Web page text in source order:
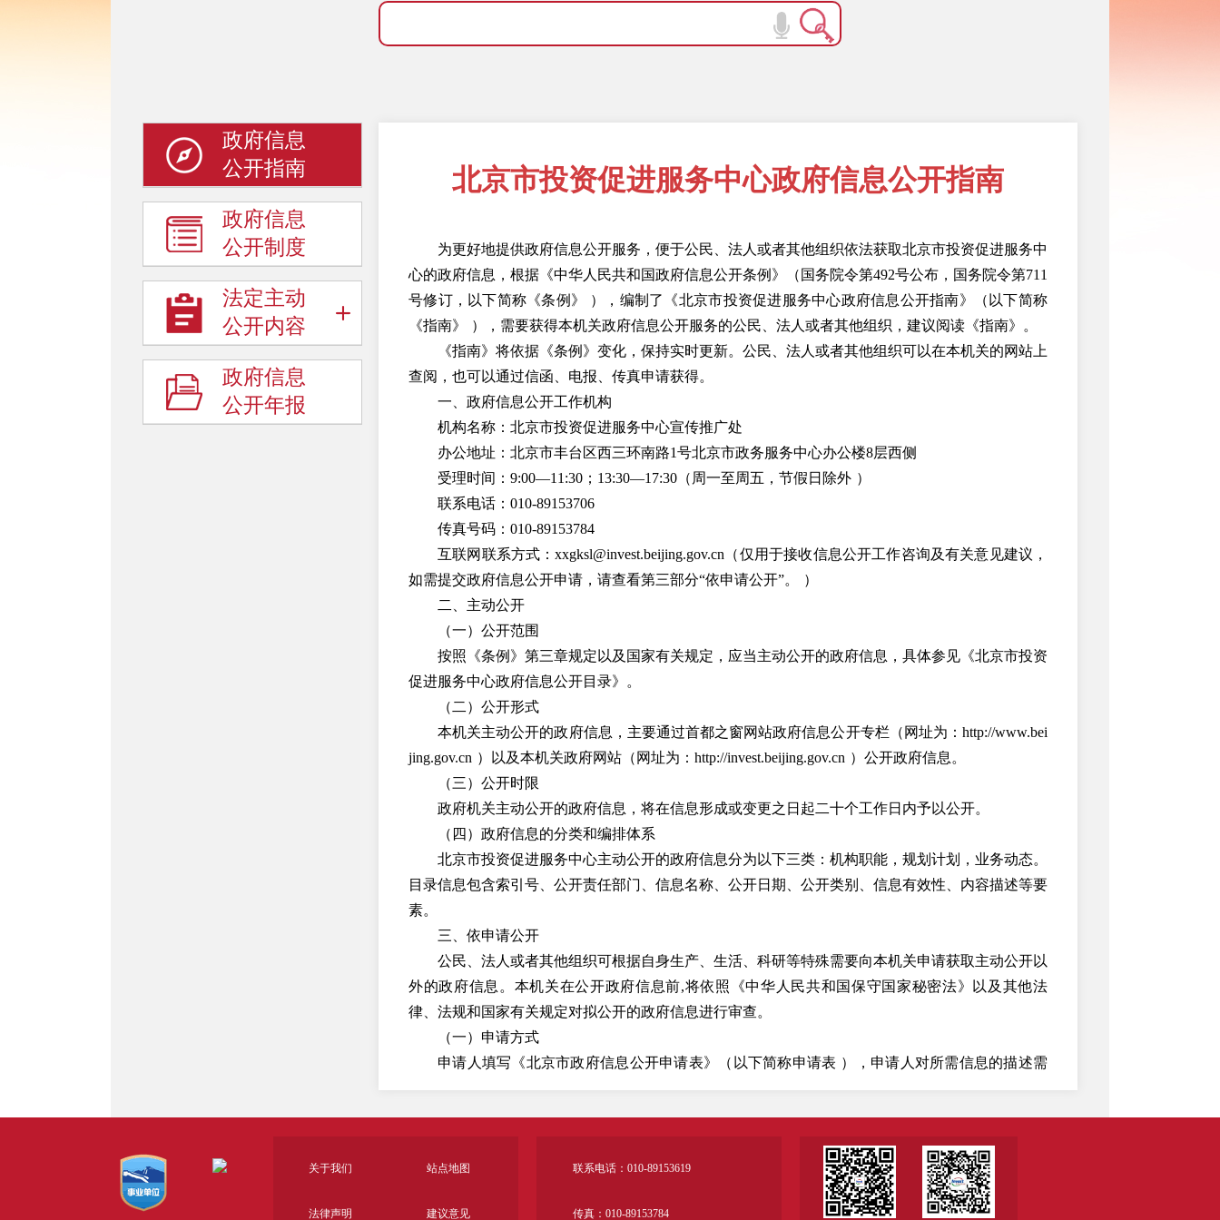
政府信息
公开指南
政府信息
公开制度
法定主动
公开内容
政府信息
公开年报
北京市投资促进服务中心政府信息公开指南
为更好地提供政府信息公开服务，便于公民、法人或者其他组织依法获取北京市投资促进服务中
心的政府信息，根据《中华人民共和国政府信息公开条例》（ 国务院令第492号公布，国务院令第711
号修订，以下简称《条例》
），编制了《北京市投资促进服务中心政府信息公开指南》（ 以下简称
《指南》
），需要获得本机关政府信息公开服务的公民、法人或者其他组织，建议阅读《指南》。
《指南》将依据《条例》变化，保持实时更新。公民、法人或者其他组织可以在本机关的网站上
查阅，也可以通过信函、电报、传真申请获得。
一、政府信息公开工作机构
机构名称：北京市投资促进服务中心宣传推广处
办公地址：北京市丰台区西三环南路1号北京市政务服务中心办公楼8层西侧
受理时间：9:00—11:30；13:30—17:30（ 周一至周五，节假日除外 ）
联系电话：010-89153706
传真号码：010-89153784
互联网联系方式：xxgksl@invest.beijing.gov.cn（仅用于接收信息公开工作咨询及有关意见建议，
如需提交政府信息公开申请，请查看第三部分“依申请公开”。
）
二、主动公开
（一）公开范围
按照《条例》第三章规定以及国家有关规定，应当主动公开的政府信息，具体参见《北京市投资
促进服务中心政府信息公开目录》。
（二）公开形式
本机关主动公开的政府信息，主要通过首都之窗网站政府信息公开专栏（ 网址为：http://www.bei
jing.gov.cn ）以及本机关政府网站（ 网址为：http://invest.beijing.gov.cn ）公开政府信息。
（三）公开时限
政府机关主动公开的政府信息，将在信息形成或变更之日起二十个工作日内予以公开。
（四）政府信息的分类和编排体系
北京市投资促进服务中心主动公开的政府信息分为以下三类：机构职能，规划计划，业务动态。
目录信息包含索引号、公开责任部门、信息名称、公开日期、公开类别、信息有效性、内容描述等要
素。
三、依申请公开
公民、法人或者其他组织可根据自身生产、生活、科研等特殊需要向本机关申请获取主动公开以
外的政府信息。本机关在公开政府信息前,将依照《中华人民共和国保守国家秘密法》以及其他法
律、法规和国家有关规定对拟公开的政府信息进行审查。
（一）申请方式
申请人填写《北京市政府信息公开申请表》（ 以下简称申请表 ），申请人对所需信息的描述需
1.当面申请。申请人可以到北京市投资促进服务中心宣传推广处现场提出申请。
2.信函申请。申请人通过信函方式提出申请的,收信人名称请注明“北京市投资促进服务中心”，信
封左下角注明“政府信息公开申请”字样。通信地址：
北京市丰台区西三环南路1号北京市政务服务中
关于我们 站点地图
法律声明 建议意见
联系电话：010-89153619
传真：010-89153784